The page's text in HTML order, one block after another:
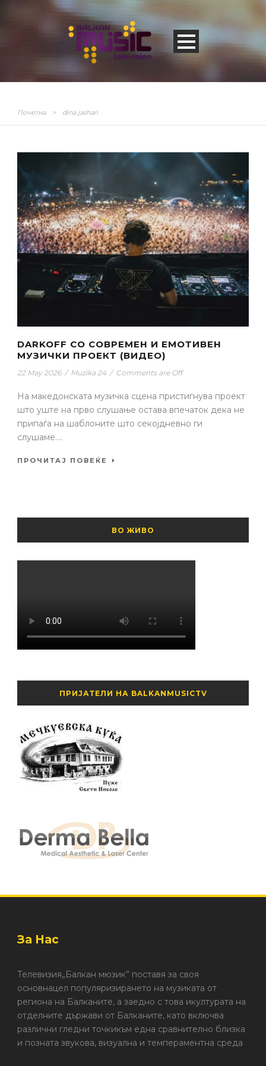
Почетна > dina jashari
DARKOFF СО СОВРЕМЕН И ЕМОТИВЕН
МУЗИЧКИ ПРОЕКТ (ВИДЕО)
22 May 2026 / Muzika 24 / Comments are Off
На македонската музичка сцена пристигнува проект
што уште на прво слушање остава впечаток дека не
припаѓа на шаблоните што секојдневно ги
слушаме....
ПРОЧИТАЈ ПОВЕЌЕ
ВО ЖИВО
ПРИЈАТЕЛИ НА BALKANMUSICTV
За Нас
Телевизия„Балкан мюзик” поставя за своя
основнацел популяризирането на музиката от
региона на Балканите, а заедно с това икултурата на
отделните държави от Балканите, като включва
различни гледни точкикъм една сравнително близка
и позната звукова, визуална и темпераментна среда